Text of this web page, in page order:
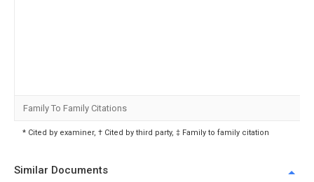
Family To Family Citations
* Cited by examiner, † Cited by third party, ‡ Family to family citation
Similar Documents